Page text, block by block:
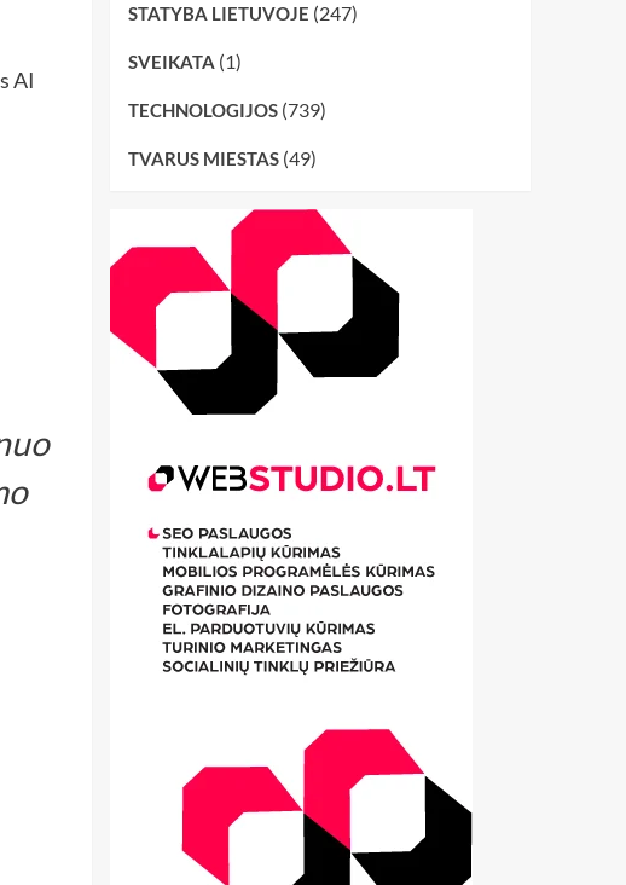
AI
STATYBA LIETUVOJE (247)
SVEIKATA (1)
TECHNOLOGIJOS(739)
TVARUS MIESTAS(49)